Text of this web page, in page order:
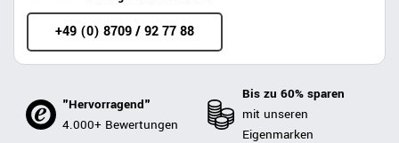
+49 (0) 8709 / 92 77 88
"Hervorragend"
4.000+ Bewertungen
Bis zu 60% sparen
mit unseren
Eigenmarken